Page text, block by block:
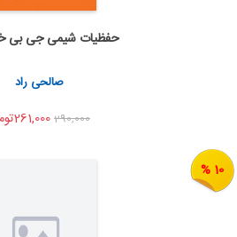
اضافه به سبد
اشتراک گذاری
حفظیات شیمی جی بی
صالحی راد
290,000
10 %